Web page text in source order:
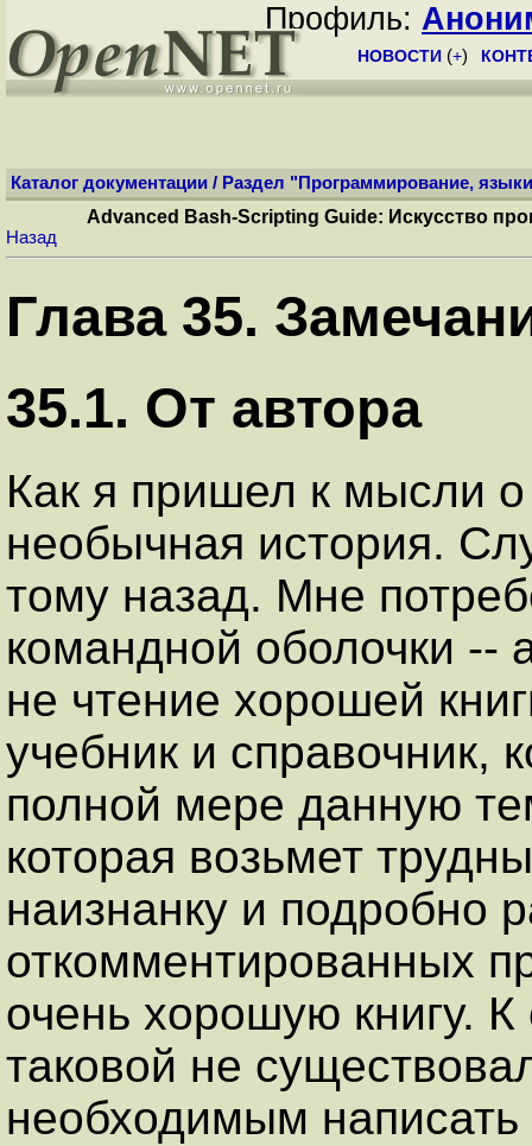
Профиль:
НОВОСТИ (+)
Каталог документации / Раздел "Программирование,
Advanced Bash-Scripting Guide: Искусство
Назад
Глава 35.
35.1. От автора
Как я пришел к мысли о
необычная история.
тому назад. Мне
командной оболочки --
не чтение хорошей
учебник и справочник,
полной мере данную
которая возьмет
наизнанку и подробно
откомментированных
очень хорошую книгу.
таковой не
необходимым написать